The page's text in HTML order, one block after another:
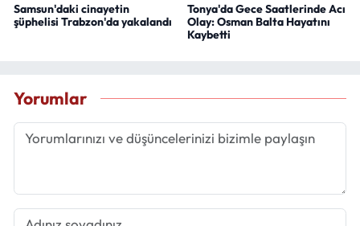
Samsun'daki cinayetin
şüphelisi Trabzon'da yakalandı
Tonya'da Gece Saatlerinde Acı
Olay: Osman Balta Hayatını
Kaybetti
Yorumlar